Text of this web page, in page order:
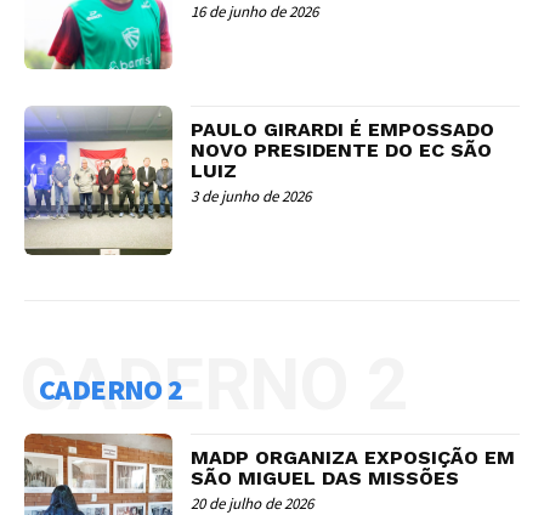
16 de junho de 2026
PAULO GIRARDI É EMPOSSADO
NOVO PRESIDENTE DO EC SÃO
LUIZ
3 de junho de 2026
CADERNO 2
CADERNO 2
MADP ORGANIZA EXPOSIÇÃO EM
SÃO MIGUEL DAS MISSÕES
20 de julho de 2026